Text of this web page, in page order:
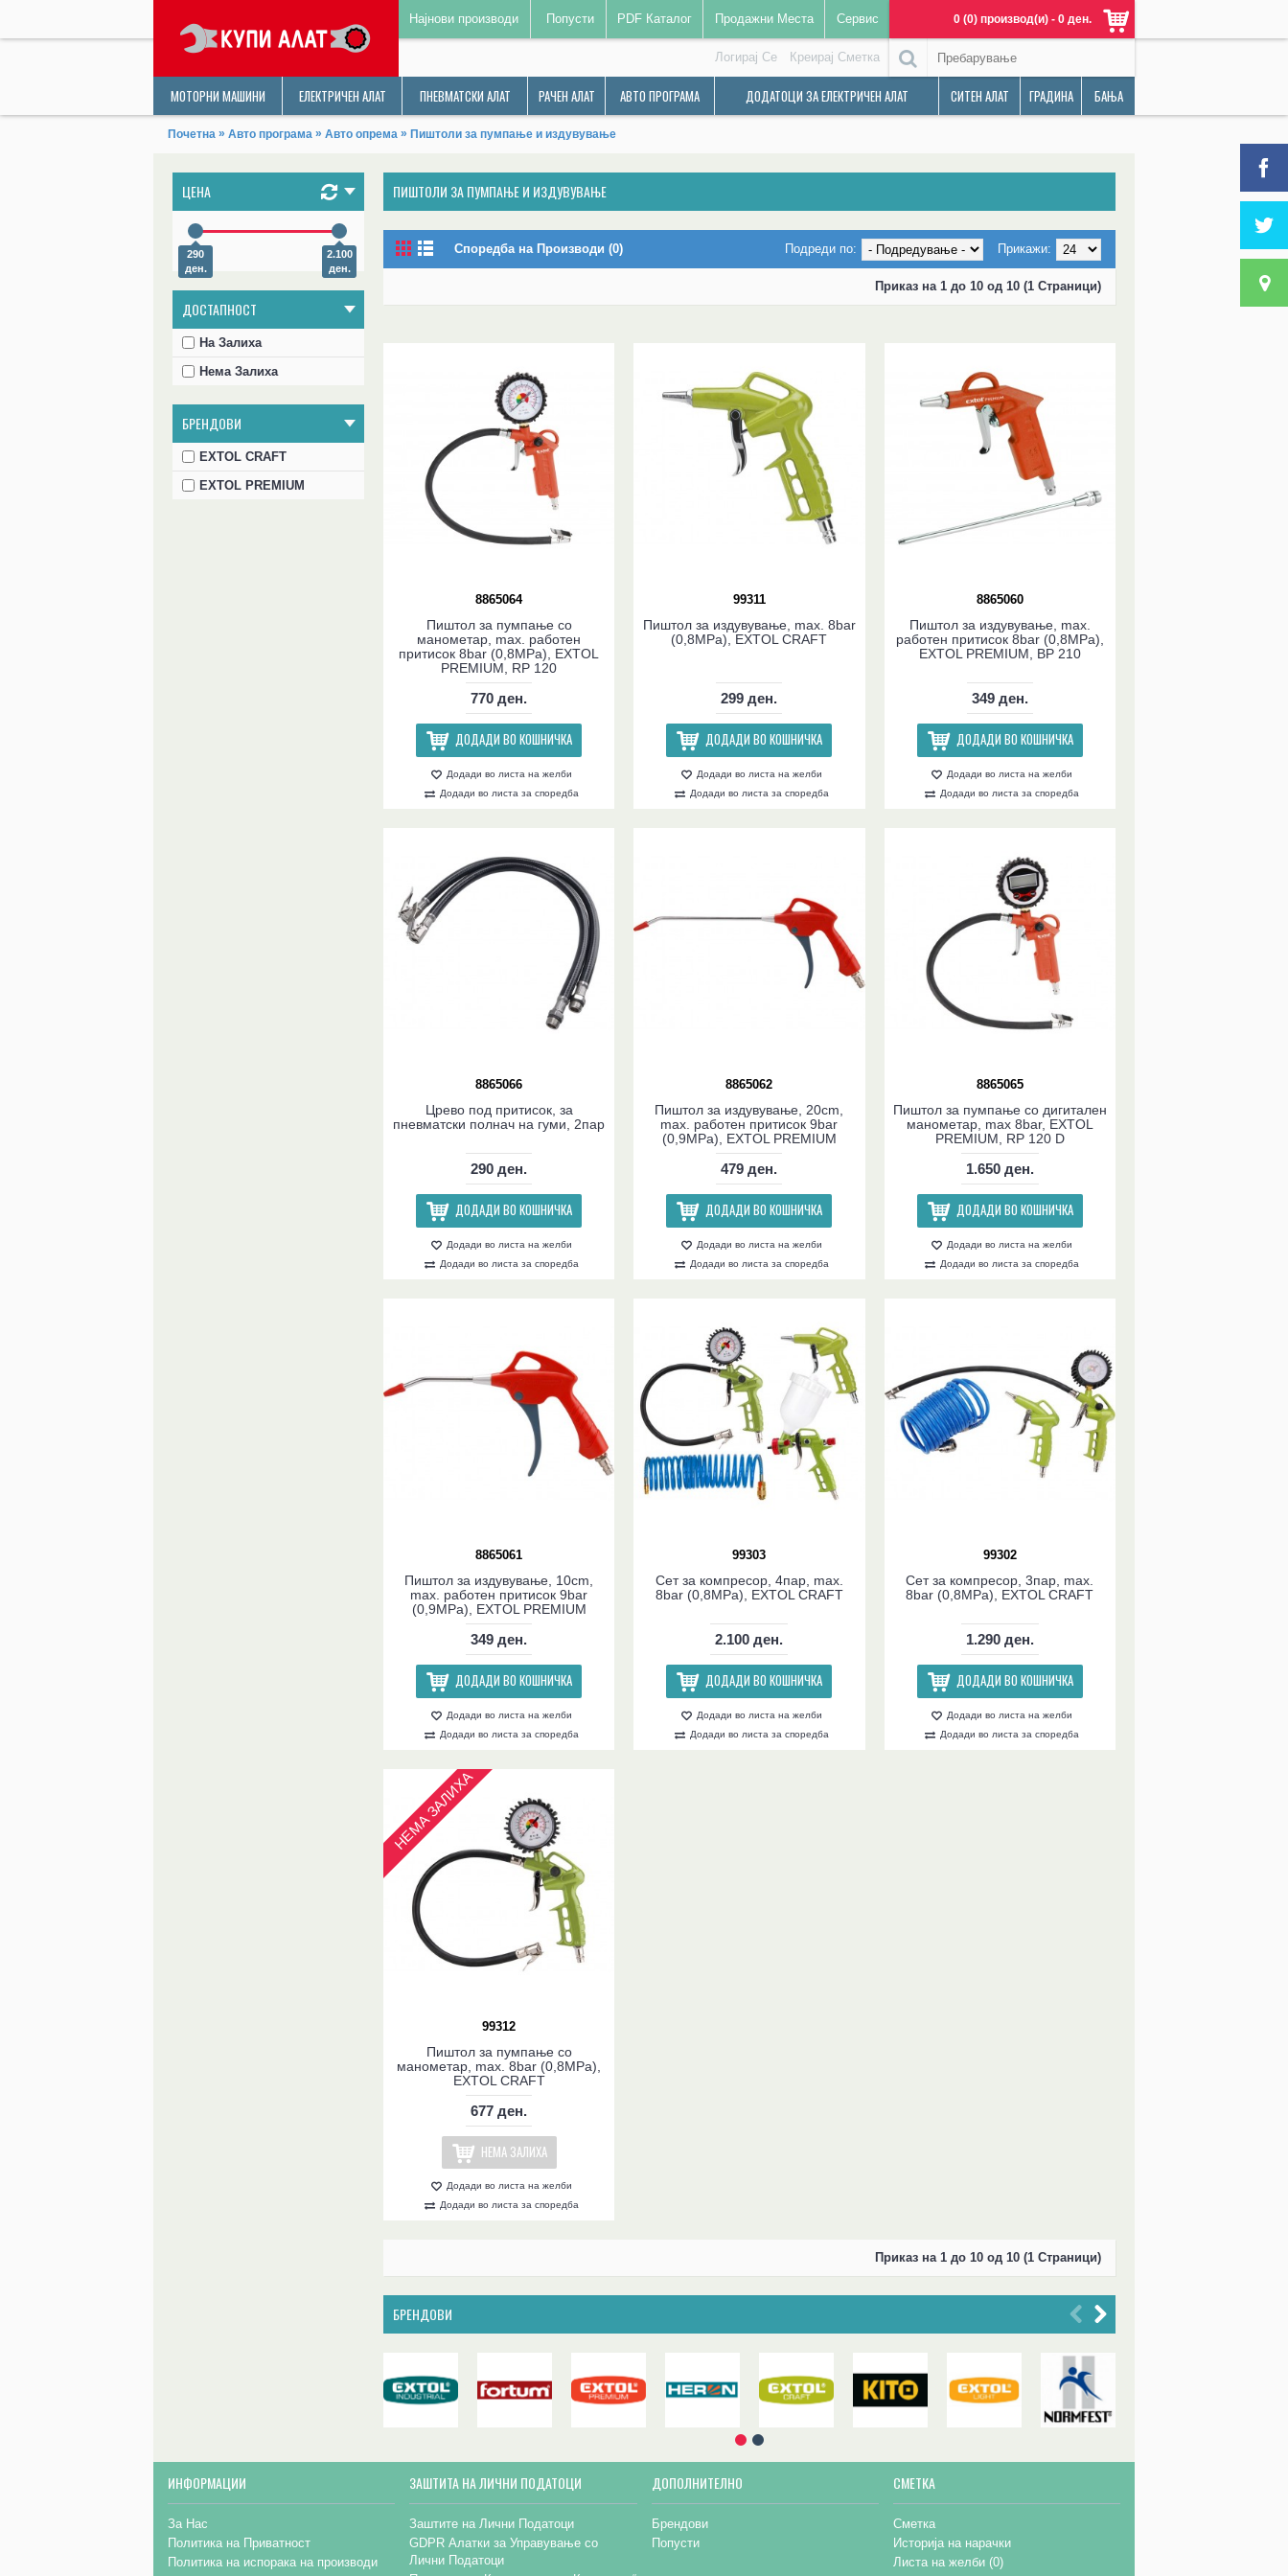
Најнови производи Попусти PDF Каталог Продажни Места Сервис 0 (0) производ(и) - 0 ден.
Логирај Се Креирај Сметка
МОТОРНИ МАШИНИ ЕЛЕКТРИЧЕН АЛАТ ПНЕВМАТСКИ АЛАТ РАЧЕН АЛАТ АВТО ПРОГРАМА ДОДАТОЦИ ЗА ЕЛЕКТРИЧЕН АЛАТ СИТЕН АЛАТ ГРАДИНА БАЊА
Почетна » Авто програма » Авто опрема » Пиштоли за пумпање и издувување
ЦЕНА
290
ден.
2.100
ден.
ДОСТАПНОСТ
На Залиха
Нема Залиха
БРЕНДОВИ
EXTOL CRAFT
EXTOL PREMIUM
ПИШТОЛИ ЗА ПУМПАЊЕ И ИЗДУВУВАЊЕ
Споредба на Производи (0) Прикажи:
Подреди по:
Приказ на 1 до 10 од 10 (1 Страници)
8865064
Пиштол за пумпање со
манометар, max. работен
притисок 8bar (0,8MPa), EXTOL
PREMIUM, RP 120
770 ден.
ДОДАДИ ВО КОШНИЧКА
Додади во листа на желби
Додади во листа за споредба
99311
Пиштол за издувување, max. 8bar
(0,8MPa), EXTOL CRAFT
299 ден.
ДОДАДИ ВО КОШНИЧКА
Додади во листа на желби
Додади во листа за споредба
8865060
Пиштол за издувување, max.
работен притисок 8bar (0,8MPa),
EXTOL PREMIUM, BP 210
349 ден.
ДОДАДИ ВО КОШНИЧКА
Додади во листа на желби
Додади во листа за споредба
8865066
Црево под притисок, за
пневматски полнач на гуми, 2пар
290 ден.
ДОДАДИ ВО КОШНИЧКА
Додади во листа на желби
Додади во листа за споредба
8865062
Пиштол за издувување, 20cm,
max. работен притисок 9bar
(0,9MPa), EXTOL PREMIUM
479 ден.
ДОДАДИ ВО КОШНИЧКА
Додади во листа на желби
Додади во листа за споредба
8865065
Пиштол за пумпање со дигитален
манометар, max 8bar, EXTOL
PREMIUM, RP 120 D
1.650 ден.
ДОДАДИ ВО КОШНИЧКА
Додади во листа на желби
Додади во листа за споредба
8865061
Пиштол за издувување, 10cm,
max. работен притисок 9bar
(0,9MPa), EXTOL PREMIUM
349 ден.
ДОДАДИ ВО КОШНИЧКА
Додади во листа на желби
Додади во листа за споредба
99303
Сет за компресор, 4пар, max.
8bar (0,8MPa), EXTOL CRAFT
2.100 ден.
ДОДАДИ ВО КОШНИЧКА
Додади во листа на желби
Додади во листа за споредба
99302
Сет за компресор, 3пар, max.
8bar (0,8MPa), EXTOL CRAFT
1.290 ден.
ДОДАДИ ВО КОШНИЧКА
Додади во листа на желби
Додади во листа за споредба
99312
НЕМА ЗАЛИХА
Пиштол за пумпање со
манометар, max. 8bar (0,8MPa),
EXTOL CRAFT
677 ден.
НЕМА ЗАЛИХА
Додади во листа на желби
Додади во листа за споредба
Приказ на 1 до 10 од 10 (1 Страници)
БРЕНДОВИ
ИНФОРМАЦИИ
За Нас
Политика на Приватност
Политика на испорака на производи
ЗАШТИТА НА ЛИЧНИ ПОДАТОЦИ
Заштите на Лични Податоци
GDPR Алатки за Управување со
Лични Податоци
ДОПОЛНИТЕЛНО
Брендови
Попусти
СМЕТКА
Сметка
Историја на нарачки
Листа на желби (0)